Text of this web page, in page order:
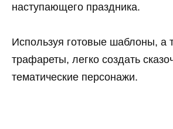
наступающего праздника.
Используя готовые шаблоны, а
трафареты, легко создать
тематические персонажи.